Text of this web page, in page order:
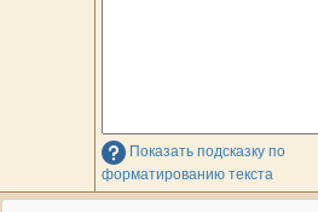
Показать подсказку по
форматированию текста